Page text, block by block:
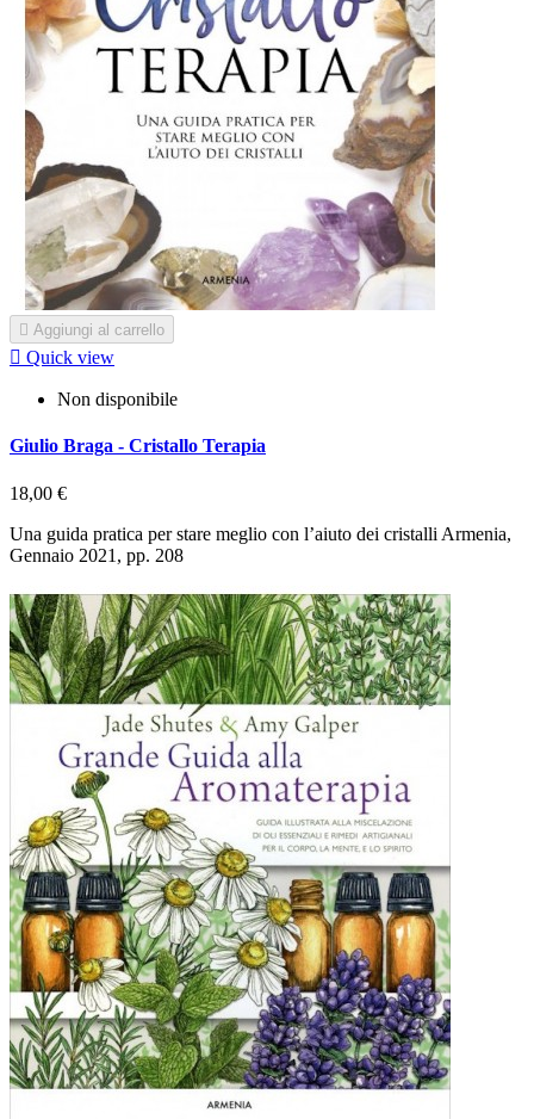
 Aggiungi al carrello
 Quick view
Non disponibile
Giulio Braga - Cristallo Terapia
18,00 €
Una guida pratica per stare meglio con l’aiuto dei cristalli Armenia,
Gennaio 2021, pp. 208